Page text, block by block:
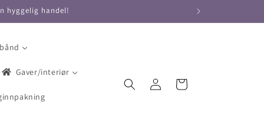
hyggelig handel!
Gaver/interiør
Logg
inn
Handlekurv